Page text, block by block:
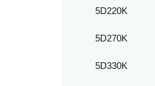
5D220K
5D270K
5D330K